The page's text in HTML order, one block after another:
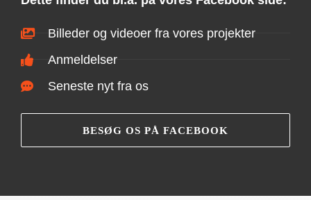
Billeder og videoer fra vores projekter
Anmeldelser
Seneste nyt fra os
BESØG OS PÅ FACEBOOK